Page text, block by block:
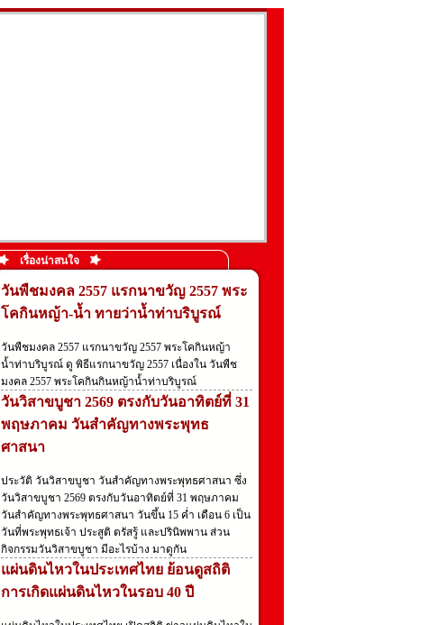
เรื่องน่าสนใจ
วันพืชมงคล 2557 แรกนาขวัญ 2557 พระ
โคกินหญ้า-น้ำ ทายว่าน้ำท่าบริบูรณ์
วันพืชมงคล 2557 แรกนาขวัญ 2557 พระโคกินหญ้า
น้ำท่าบริบูรณ์ ดู พิธีแรกนาขวัญ 2557 เนื่องใน วันพืช
มงคล 2557 พระโคกินกินหญ้าน้ำท่าบริบูรณ์
วันวิสาขบูชา 2569 ตรงกับวันอาทิตย์ที่ 31
พฤษภาคม วันสำคัญทางพระพุทธ
ศาสนา
ประวัติ วันวิสาขบูชา วันสำคัญทางพระพุทธศาสนา ซึ่ง
วันวิสาขบูชา 2569 ตรงกับวันอาทิตย์ที่ 31 พฤษภาคม
วันสำคัญทางพระพุทธศาสนา วันขึ้น 15 ค่ำ เดือน 6 เป็น
วันที่พระพุทธเจ้า ประสูติ ตรัสรู้ และปรินิพพาน ส่วน
กิจกรรมวันวิสาขบูชา มีอะไรบ้าง มาดูกัน
แผ่นดินไหวในประเทศไทย ย้อนดูสถิติ
การเกิดแผ่นดินไหวในรอบ 40 ปี